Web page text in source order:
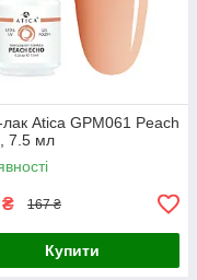
лак Atica GPM061 Peach
7.5 мл
₴ 167 ₴
Купити